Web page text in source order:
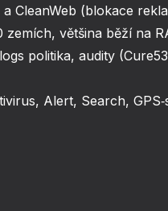
CleanWeb (blokace
zemích, většina běží na
politika, audity
Alert, Search,